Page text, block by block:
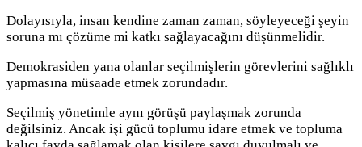
Dolayısıyla, insan kendine zaman zaman, söyleyeceği şeyin
soruna mı çözüme mi katkı sağlayacağını düşünmelidir.
Demokrasiden yana olanlar seçilmişlerin görevlerini sağlıklı
yapmasına müsaade etmek zorundadır.
Seçilmiş yönetimle aynı görüşü paylaşmak zorunda
değilsiniz. Ancak işi gücü toplumu idare etmek ve topluma